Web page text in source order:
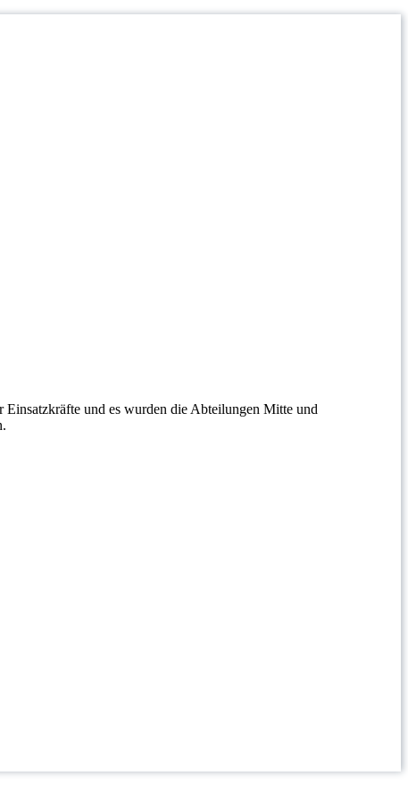
Einsatzkräfte und es wurden die Abteilungen Mitte und